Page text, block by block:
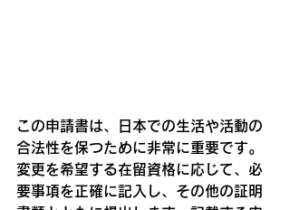
この申請書は、日本での生活や活動の
合法性を保つために非常に重要です。
変更を希望する在留資格に応じて、必
要事項を正確に記入し、その他の証明